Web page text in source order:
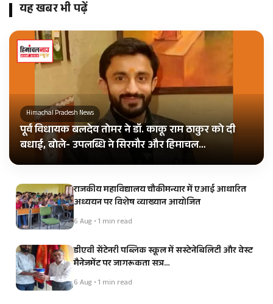
यह खबर भी पढ़ें
Himachal Pradesh News
पूर्व विधायक बलदेव तोमर ने डॉ. काकू राम ठाकुर को दी
बधाई, बोले- उपलब्धि ने सिरमौर और हिमाचल…
राजकीय महाविद्यालय चौकीमन्यार में एआई आधारित
अध्ययन पर विशेष व्याख्यान आयोजित
6 Aug • 1 min read
डीएवी सेंटेनरी पब्लिक स्कूल में सस्टेनेबिलिटी और वेस्ट
मैनेजमेंट पर जागरूकता सत्र…
6 Aug • 1 min read